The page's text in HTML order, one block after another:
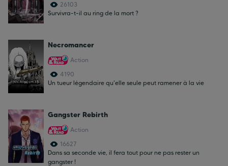
26103
Survivra-t-il au ring de la mort ?
Necromancer
Action
4190
Un tueur légendaire qu'elle seule peut ramener à la vie
Gangster Rebirth
Action
16627
Dans sa seconde vie, il fera tout pour ne pas rester un
gangster !